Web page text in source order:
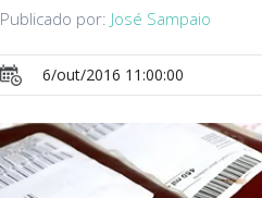
Publicado por: José Sampaio
6/out/2016 11:00:00